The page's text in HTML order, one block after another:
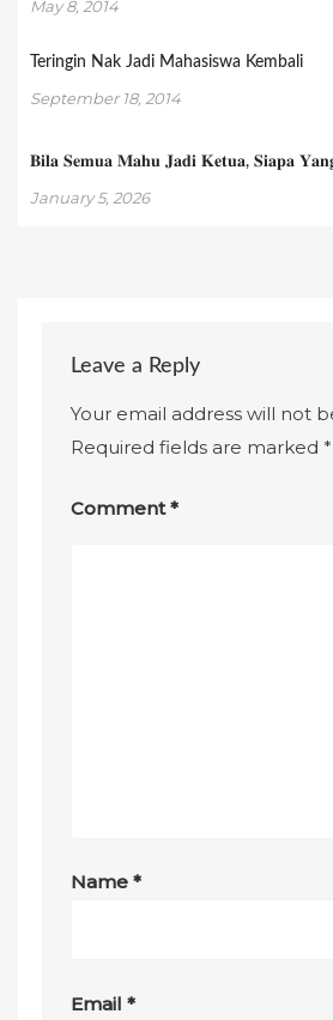
May 8, 2014
Teringin Nak Jadi Mahasiswa Kembali
September 18, 2014
𝐁𝐢𝐥𝐚 𝐒𝐞𝐦𝐮𝐚 𝐌𝐚𝐡𝐮 𝐉𝐚𝐝𝐢 𝐊𝐞𝐭𝐮𝐚, 𝐒𝐢𝐚𝐩𝐚
January 5, 2026
Leave a Reply
Your email address will not
Required fields are marked*
Comment*
Name*
Email*